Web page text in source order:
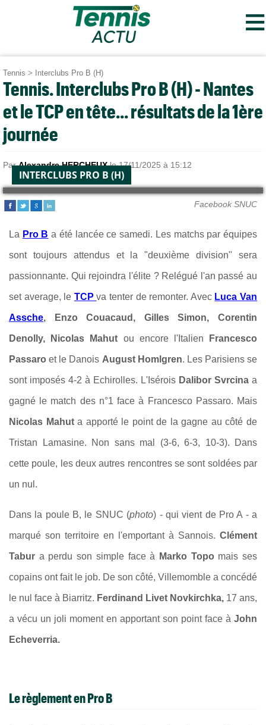
≡
Tennis > Interclubs Pro B (H)
Tennis. Interclubs Pro B (H) - Nantes
et le TCP en tête... résultats de la 1ère
journée
ParAlexandre HERCHEUXle 17/11/2025 à 15:12
INTERCLUBS PRO B (H)
Facebook SNUC
La Pro B a été lancée ce samedi. Les matchs par équipes
sont toujours attendus et la "deuxième division" sera
passionnante. Qui rejoindra l'élite ? Relégué l'an passé au
set average, le TCPva tenter de remonter. Avec Luca Van
Assche, Enzo Couacaud, Gilles Simon, Corentin
Denolly, Nicolas Mahut ou encore l'Italien Francesco
Passaroet le Danois August Homlgren. Les Parisiens se
sont imposés 4-2 à Echirolles. L'Isérois Dalibor Svrcina a
gagné le match des n°1 face à Francesco Passaro. Mais
Nicolas Mahuta apporté le point de la gagne au côté de
Tristan Lamasine. Non sans mal (3-6, 6-3, 10-3). Dans
cette poule, les deux autres rencontres se sont soldées par
un nul.
Dans la poule B, le SNUC (photo) - qui vient de Pro A - a
marqué son territoire en l'emportant à Sannois. Clément
Tabur a perdu son simple face à Marko Topo mais ses
copains ont fait le job. De son côté, Villemomble a concédé
le nul face à Biarritz. Ferdinand Livet Novkirchka, 17 ans,
a vécu un joli moment en apportant son point face à John
Echeverria.
Le règlement en Pro B